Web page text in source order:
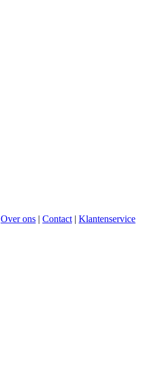
Over ons | Contact | Klantenservice